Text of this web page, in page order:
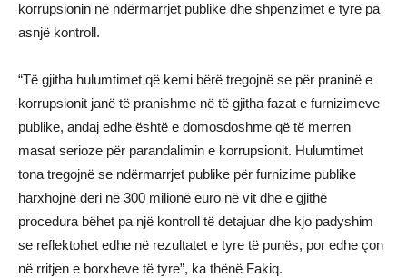
korrupsionin në ndërmarrjet publike dhe shpenzimet e tyre pa
asnjë kontroll.
“Të gjitha hulumtimet që kemi bërë tregojnë se për praninë e
korrupsionit janë të pranishme në të gjitha fazat e furnizimeve
publike, andaj edhe është e domosdoshme që të merren
masat serioze për parandalimin e korrupsionit. Hulumtimet
tona tregojnë se ndërmarrjet publike për furnizime publike
harxhojnë deri në 300 milionë euro në vit dhe e gjithë
procedura bëhet pa një kontroll të detajuar dhe kjo padyshim
se reflektohet edhe në rezultatet e tyre të punës, por edhe çon
në rritjen e borxheve të tyre”, ka thënë Fakiq.